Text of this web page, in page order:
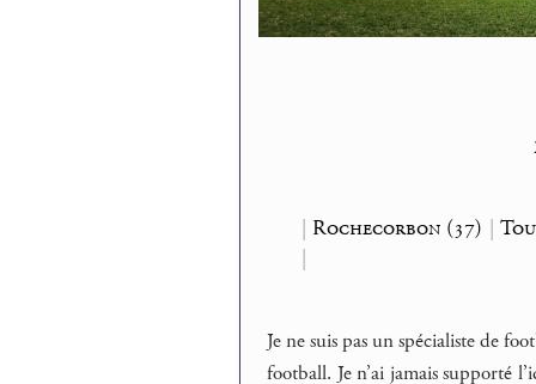
| Rochecorbon (37) |
|
Je ne suis pas un spécialiste de
football. Je n’ai jamais supporté